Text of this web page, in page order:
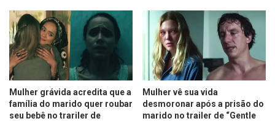
Mulher grávida acredita que a
família do marido quer roubar
seu bebê no trariler de
Mulher vê sua vida
desmoronar após a prisão do
marido no trailer de “Gentle